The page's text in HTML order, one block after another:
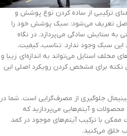
ترکیبی از ساده کردن نوع پوشش و
اصل تعریف می‌شود: سبک پوشش خود را
به ستایش سادگی می‌پردازد. در نگاه
سبک وجود ندارد. تناسب، کیفیت،
استایل می‌تواند به اندازه‌ای زیبا و
نکته برای مشخص کردن رویکرد اصلی این
جلوگیری از مصرف‌گرایی است. شما در
و آیتم‌هایی می‌پردازید که
با ترکیب آیتم‌های موجود در کمد
خلق می‌کنید.